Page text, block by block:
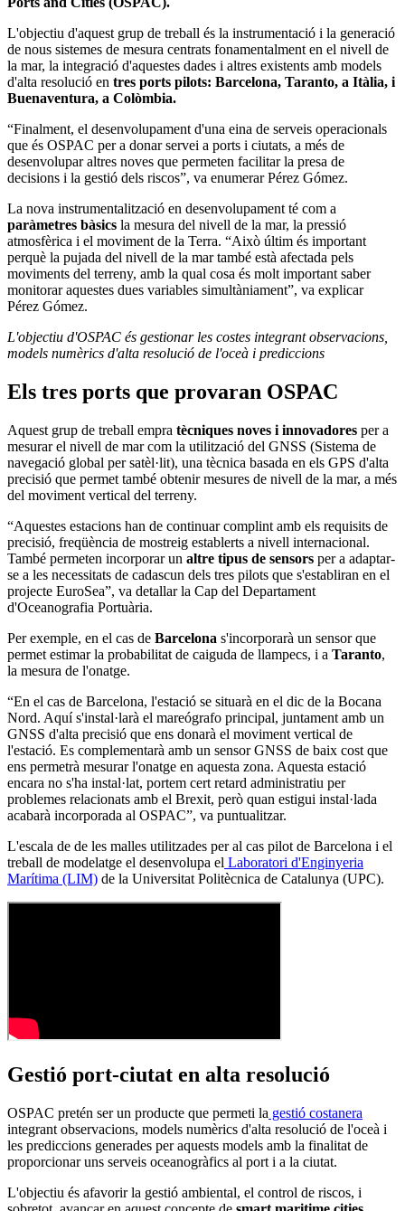
L'objectiu d'aquest grup de treball és la instrumentació i la generació
de nous sistemes de mesura centrats fonamentalment en el nivell de
la mar, la integració d'aquestes dades i altres existents amb models
d'alta resolució en tres ports pilots: Barcelona, Taranto, a Itàlia, i
Buenaventura, a Colòmbia.
“Finalment, el desenvolupament d'una eina de serveis operacionals
que és OSPAC per a donar servei a ports i ciutats, a més de
desenvolupar altres noves que permeten facilitar la presa de
decisions i la gestió dels riscos”, va enumerar Pérez Gómez.
La nova instrumentalització en desenvolupament té com a
paràmetres bàsics la mesura del nivell de la mar, la pressió
atmosfèrica i el moviment de la Terra. “Això últim és important
perquè la pujada del nivell de la mar també està afectada pels
moviments del terreny, amb la qual cosa és molt important saber
monitorar aquestes dues variables simultàniament”, va explicar
Pérez Gómez.
L'objectiu d'OSPAC és gestionar les costes integrant observacions,
models numèrics d'alta resolució de l'oceà i prediccions
Els tres ports que provaran OSPAC
Aquest grup de treball empra tècniques noves i innovadores per a
mesurar el nivell de mar com la utilització del GNSS (Sistema de
navegació global per satèl·lit), una tècnica basada en els GPS d'alta
precisió que permet també obtenir mesures de nivell de la mar, a més
del moviment vertical del terreny.
“Aquestes estacions han de continuar complint amb els requisits de
precisió, freqüència de mostreig establerts a nivell internacional.
També permeten incorporar un altre tipus de sensors per a adaptar-
se a les necessitats de cadascun dels tres pilots que s'establiran en el
projecte EuroSea”, va detallar la Cap del Departament
d'Oceanografia Portuària.
Per exemple, en el cas de Barcelona s'incorporarà un sensor que
permet estimar la probabilitat de caiguda de llampecs, i a Taranto,
la mesura de l'onatge.
“En el cas de Barcelona, l'estació se situarà en el dic de la Bocana
Nord. Aquí s'instal·larà el mareógrafo principal, juntament amb un
GNSS d'alta precisió que ens donarà el moviment vertical de
l'estació. Es complementarà amb un sensor GNSS de baix cost que
ens permetrà mesurar l'onatge en aquesta zona. Aquesta estació
encara no s'ha instal·lat, portem cert retard administratiu per
problemes relacionats amb el Brexit, però quan estigui instal·lada
acabarà incorporada al OSPAC”, va puntualitzar.
L'escala de de les malles utilitzades per al cas pilot de Barcelona i el
treball de modelatge el desenvolupa el Laboratori d'Enginyeria
Marítima (LIM) de la Universitat Politècnica de Catalunya (UPC).
Gestió port-ciutat en alta resolució
OSPAC pretén ser un producte que permeti la gestió costanera
integrant observacions, models numèrics d'alta resolució de l'oceà i
les prediccions generades per aquests models amb la finalitat de
proporcionar uns serveis oceanogràfics al port i a la ciutat.
L'objectiu és afavorir la gestió ambiental, el control de riscos, i